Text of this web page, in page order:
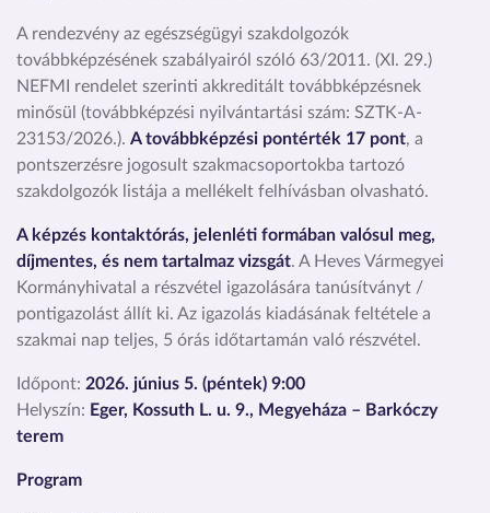
A rendezvény az egészségügyi szakdolgozók
továbbképzésének szabályairól szóló 63/2011. (XI. 29.)
NEFMI rendelet szerinti akkreditált továbbképzésnek
minősül (továbbképzési nyilvántartási szám: SZTK-A-
23153/2026.). A továbbképzési pontérték 17 pont, a
pontszerzésre jogosult szakmacsoportokba tartozó
szakdolgozók listája a mellékelt felhívásban olvasható.
A képzés kontaktórás, jelenléti formában valósul meg,
díjmentes, és nem tartalmaz vizsgát. A Heves Vármegyei
Kormányhivatal a részvétel igazolására tanúsítványt /
pontigazolást állít ki. Az igazolás kiadásának feltétele a
szakmai nap teljes, 5 órás időtartamán való részvétel.
Időpont: 2026. június 5. (péntek) 9:00
Helyszín: Eger, Kossuth L. u. 9., Megyeháza – Barkóczy
terem
Program